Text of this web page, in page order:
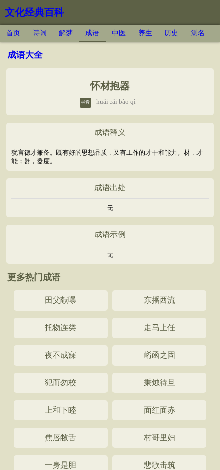
文化经典百科
首页 诗词 解梦 成语 中医 养生 历史 测名
成语大全
怀材抱器
拼音 huái cái bào qì
成语释义
犹言德才兼备。既有好的思想品质，又有工作的才干和能力。材，才
能；器，器度。
成语出处
无
成语示例
无
更多热门成语
田父献曝 东播西流
托物连类 走马上任
夜不成寐 崤函之固
犯而勿校 秉烛待旦
上和下睦 面红面赤
焦唇敝舌 村哥里妇
一身是胆 悲歌击筑